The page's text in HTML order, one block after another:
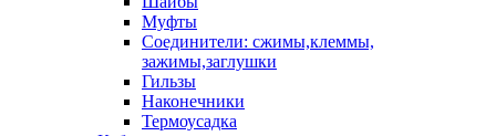
Муфты
Соединители: сжимы,клеммы,
зажимы,заглушки
Гильзы
Наконечники
Термоусадка